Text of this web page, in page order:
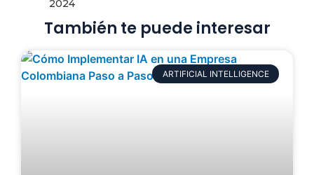
También te puede interesar
ARTIFICIAL INTELLIGENCE